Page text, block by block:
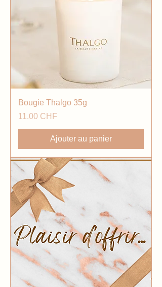
Bougie Thalgo 35g
Prix
11.00 CHF
Ajouter au panier